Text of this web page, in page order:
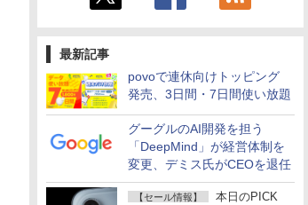
最新記事
povoで連休向けトッピング
発売、3日間・7日間使い放題
グーグルのAI開発を担う
「DeepMind」が経営体制を
変更、デミス氏がCEOを退任
【セール情報】
本日のPICK